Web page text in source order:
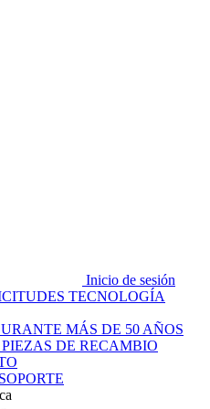
Inicio de sesión
TECNOLOGÍA
MÁS DE 50 AÑOS
PIEZAS DE RECAMBIO